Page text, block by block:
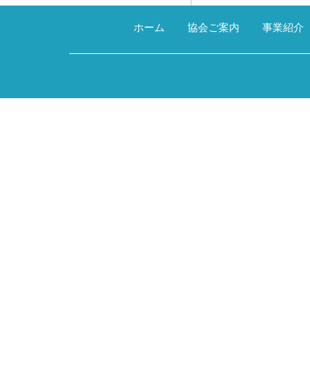
ホーム 協会ご案内 事業紹介